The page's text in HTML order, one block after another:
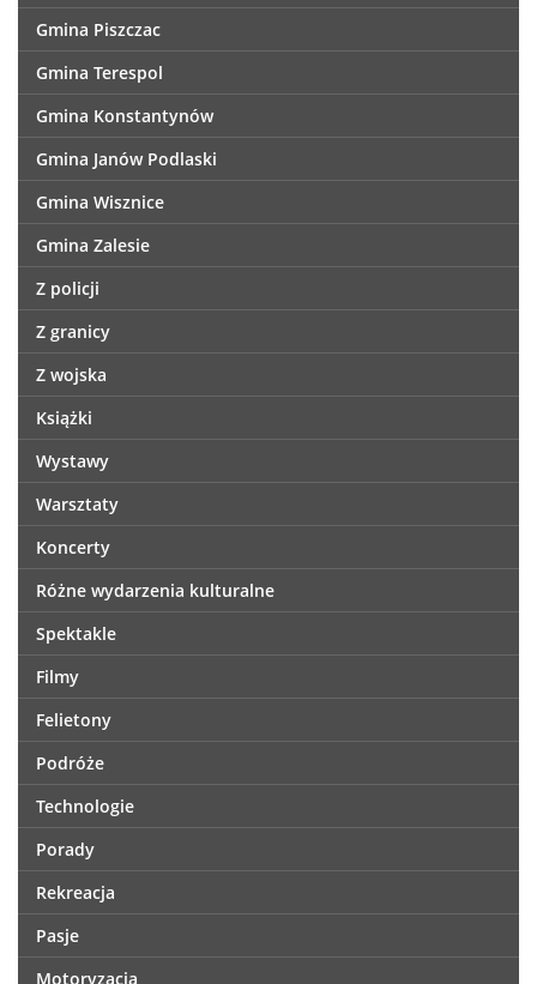
Gmina Piszczac
Gmina Terespol
Gmina Konstantynów
Gmina Janów Podlaski
Gmina Wisznice
Gmina Zalesie
Z policji
Z granicy
Z wojska
Książki
Wystawy
Warsztaty
Koncerty
Różne wydarzenia kulturalne
Spektakle
Filmy
Felietony
Podróże
Technologie
Porady
Rekreacja
Pasje
Motoryzacja